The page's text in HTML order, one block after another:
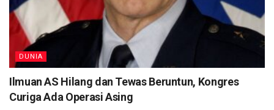
DUNIA
Ilmuan AS Hilang dan Tewas Beruntun, Kongres
Curiga Ada Operasi Asing